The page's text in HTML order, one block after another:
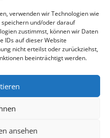
verwenden wir Technologien wie
und/oder darauf
zustimmst, können wir Daten
IDs auf dieser Website
nicht erteilst oder zurückziehst,
beeinträchtigt werden.
ansehen
Wanderausstellung